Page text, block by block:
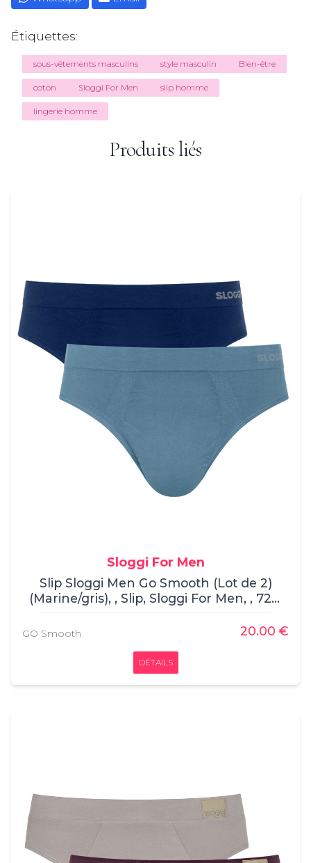
Étiquettes:
sous-vêtements masculins style masculin Bien-être
coton Sloggi For Men slip homme
lingerie homme
Produits liés
Sloggi For Men
Slip Sloggi Men Go Smooth (Lot de 2)
(Marine/gris), , Slip, Sloggi For Men, , 72%
Cotton, 21% Polyamide, 7% Elastane
GO Smooth 20.00 €
DÉTAILS